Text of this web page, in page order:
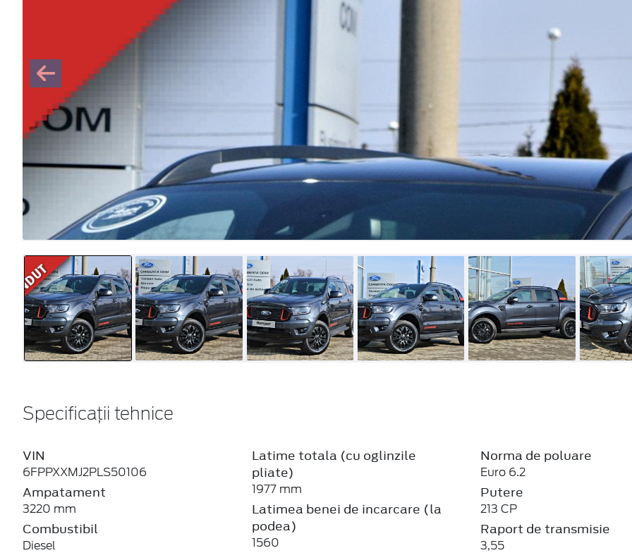
Specificații tehnice
VIN
6FPPXXMJ2PLS50106
Ampatament
3220 mm
Combustibil
Diesel
Latime totala (cu oglinzile
pliate)
1977 mm
Latimea benei de incarcare (la
podea)
1560
Norma de poluare
Euro 6.2
Putere
213 CP
Raport de transmisie
3,55